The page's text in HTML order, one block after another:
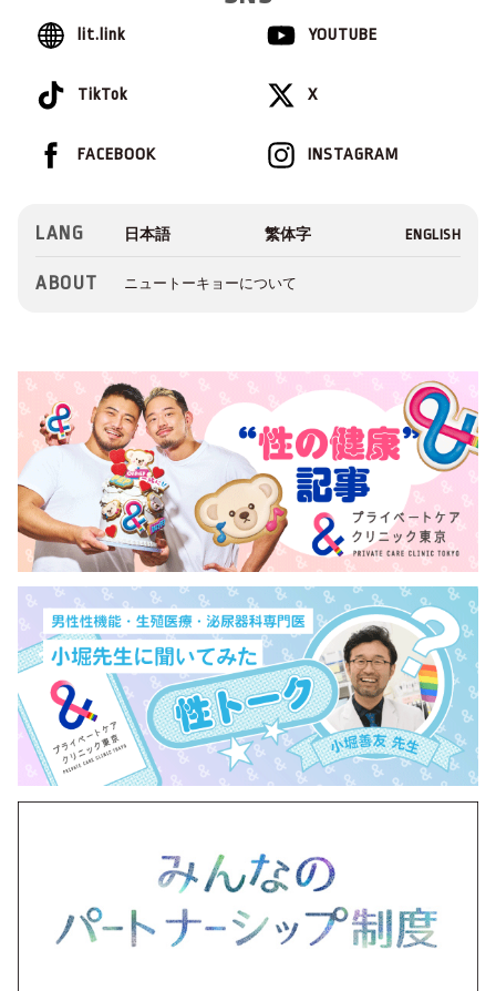
lit.link YOUTUBE
TikTok X
INSTAGRAM
FACEBOOK
LANG
ABOUT ニュートーキョーについて